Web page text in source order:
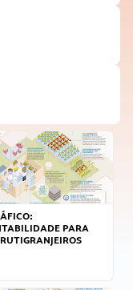
PARA